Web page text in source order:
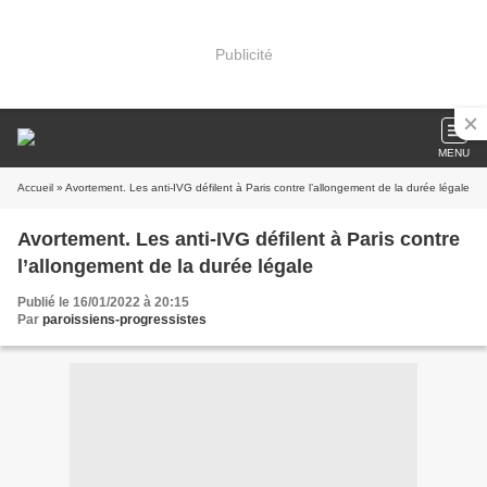
Publicité
MENU
Accueil » Avortement. Les anti-IVG défilent à Paris contre l’allongement de la durée légale
Avortement. Les anti-IVG défilent à Paris contre
l’allongement de la durée légale
Publié le 16/01/2022 à 20:15
Par paroissiens-progressistes